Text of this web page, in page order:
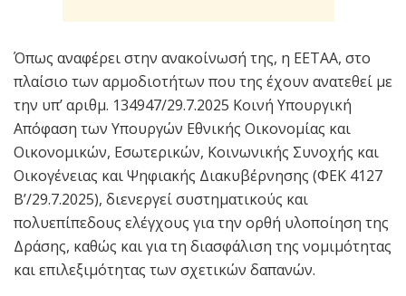
Όπως αναφέρει στην ανακοίνωσή της, η ΕΕΤΑΑ, στο
πλαίσιο των αρμοδιοτήτων που της έχουν ανατεθεί με
την υπ’ αριθμ. 134947/29.7.2025 Κοινή Υπουργική
Απόφαση των Υπουργών Εθνικής Οικονομίας και
Οικονομικών, Εσωτερικών, Κοινωνικής Συνοχής και
Οικογένειας και Ψηφιακής Διακυβέρνησης (ΦΕΚ 4127
Β’/29.7.2025), διενεργεί συστηματικούς και
πολυεπίπεδους ελέγχους για την ορθή υλοποίηση της
Δράσης, καθώς και για τη διασφάλιση της νομιμότητας
και επιλεξιμότητας των σχετικών δαπανών.